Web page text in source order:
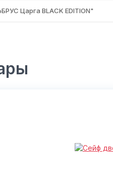
Царга BLACK EDITION"